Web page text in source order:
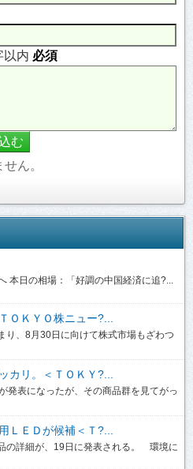
以内 必須
ん。
本日の相場：「好調の中国経済に追?...
ＯＫＹＯ株ニュー?...
、8月30日に向けて株式市場もざわつ
カリ。＜ＴＯＫＹ?...
発表になったが、その商品群を見てがっ
ＬＥＤが候補＜Ｔ?...
の詳細が、19日に発表される。 環境に